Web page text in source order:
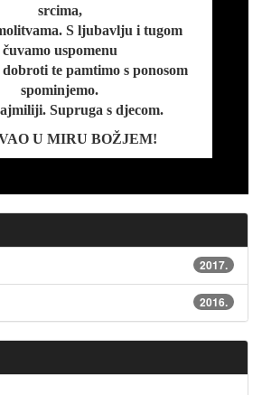
srcima,
S ljubavlju i tugom
čuvamo uspomenu
dobroti te pamtimo s ponosom
spominjemo.
Supruga s djecom.
U MIRU BOŽJEM!
2017.
2016.